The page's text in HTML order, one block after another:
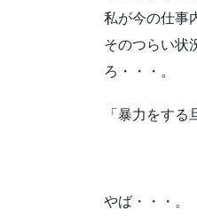
私が今の仕事
そのつらい状
ろ・・・。
「暴力をす
やば・・・。